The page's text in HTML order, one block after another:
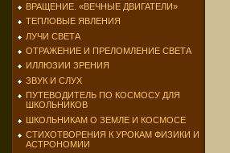
ВРАЩЕНИЕ. «ВЕЧНЫЕ ДВИГАТЕЛИ»
ТЕПЛОВЫЕ ЯВЛЕНИЯ
ЛУЧИ СВЕТА
ОТРАЖЕНИЕ И ПРЕЛОМЛЕНИЕ СВЕТА
ИЛЛЮЗИИ ЗРЕНИЯ
ЗВУК И СЛУХ
ПУТЕВОДИТЕЛЬ ПО КОСМОСУ ДЛЯ
ШКОЛЬНИКОВ
ШКОЛЬНИКАМ О ЗЕМЛЕ И КОСМОСЕ
СТИХОТВОРЕНИЯ К УРОКАМ ФИЗИКИ И
АСТРОНОМИИ